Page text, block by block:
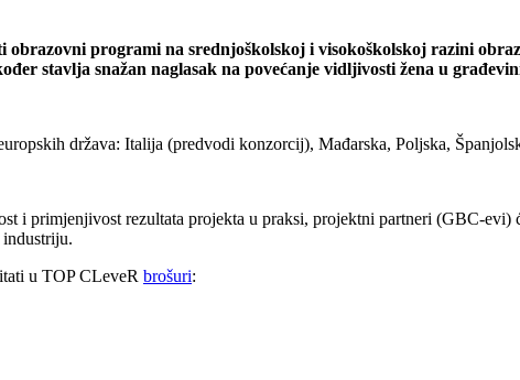
obrazovni programi na srednjoškolskoj i visokoškolskoj razini
stavlja snažan naglasak na povećanje vidljivosti žena u
država: Italija (predvodi konzorcij), Mađarska, Poljska,
i primjenjivost rezultata projekta u praksi, projektni partneri (GBC-
u TOP CLeveR brošuri: